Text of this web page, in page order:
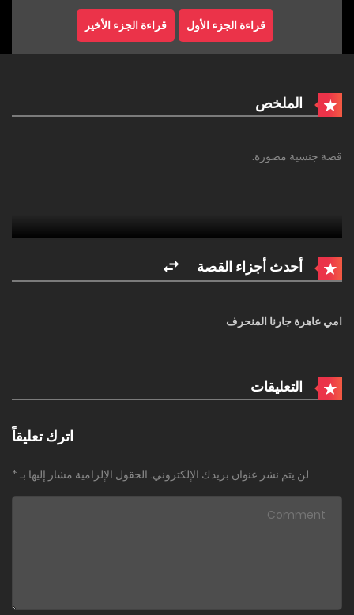
قراءة الجزء الأول قراءة الجزء الأخير
الملخص
قصة جنسية مصورة.
أحدث أجزاء القصة
امي عاهرة جارنا المنحرف
التعليقات
اترك تعليقاً
لن يتم نشر عنوان بريدك الإلكتروني. الحقول الإلزامية مشار إليها بـ *